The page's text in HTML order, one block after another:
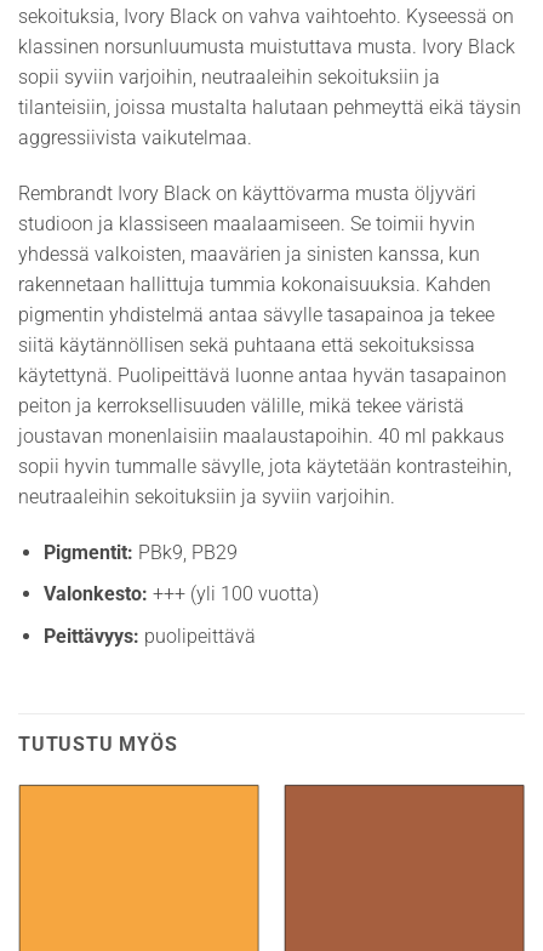
sekoituksia, Ivory Black on vahva vaihtoehto. Kyseessä on
klassinen norsunluumusta muistuttava musta. Ivory Black
sopii syviin varjoihin, neutraaleihin sekoituksiin ja
tilanteisiin, joissa mustalta halutaan pehmeyttä eikä täysin
aggressiivista vaikutelmaa.
Rembrandt Ivory Black on käyttövarma musta öljyväri
studioon ja klassiseen maalaamiseen. Se toimii hyvin
yhdessä valkoisten, maavärien ja sinisten kanssa, kun
rakennetaan hallittuja tummia kokonaisuuksia. Kahden
pigmentin yhdistelmä antaa sävylle tasapainoa ja tekee
siitä käytännöllisen sekä puhtaana että sekoituksissa
käytettynä. Puolipeittävä luonne antaa hyvän tasapainon
peiton ja kerroksellisuuden välille, mikä tekee väristä
joustavan monenlaisiin maalaustapoihin. 40 ml pakkaus
sopii hyvin tummalle sävylle, jota käytetään kontrasteihin,
neutraaleihin sekoituksiin ja syviin varjoihin.
Pigmentit: PBk9, PB29
Valonkesto: +++ (yli 100 vuotta)
Peittävyys: puolipeittävä
TUTUSTU MYÖS